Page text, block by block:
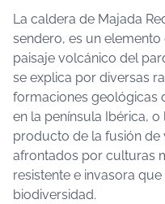
La caldera de Majada
sendero, es un
paisaje volcánico del
se explica por diversas
formaciones geológicas
en la península Ibérica,
producto de la fusión de
afrontados por culturas
resistente e invasora
biodiversidad.